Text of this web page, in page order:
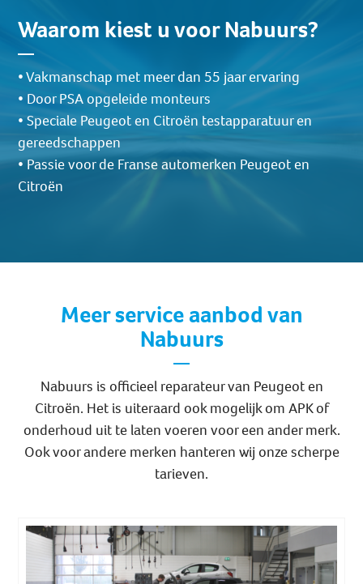
Waarom kiest u voor Nabuurs?
• Vakmanschap met meer dan 55 jaar ervaring
• Door PSA opgeleide monteurs
• Speciale Peugeot en Citroën testapparatuur en
gereedschappen
• Passie voor de Franse automerken Peugeot en
Citroën
Meer service aanbod van
Nabuurs
Nabuurs is officieel reparateur van Peugeot en
Citroën. Het is uiteraard ook mogelijk om APK of
onderhoud uit te laten voeren voor een ander merk.
Ook voor andere merken hanteren wij onze scherpe
tarieven.